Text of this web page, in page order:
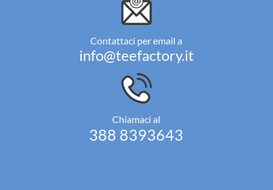
Contattaci per email a
info@teefactory.it
Chiamaci al
388 8393643